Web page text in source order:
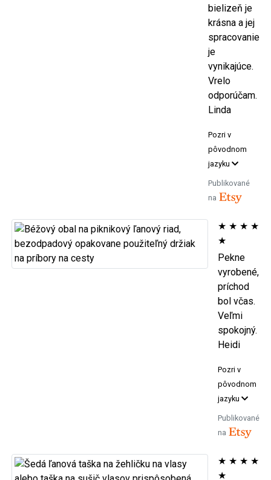
bielizeň je
krásna a jej
spracovanie
je
vynikajúce.
Vrelo
odporúčam.
Linda
Pozri v
pôvodnom
jazyku
Publikované
na
★ ★ ★ ★
★
Pekne
vyrobené,
príchod
bol včas.
Veľmi
spokojný.
Heidi
Pozri v
pôvodnom
jazyku
Publikované
na
★ ★ ★ ★
★